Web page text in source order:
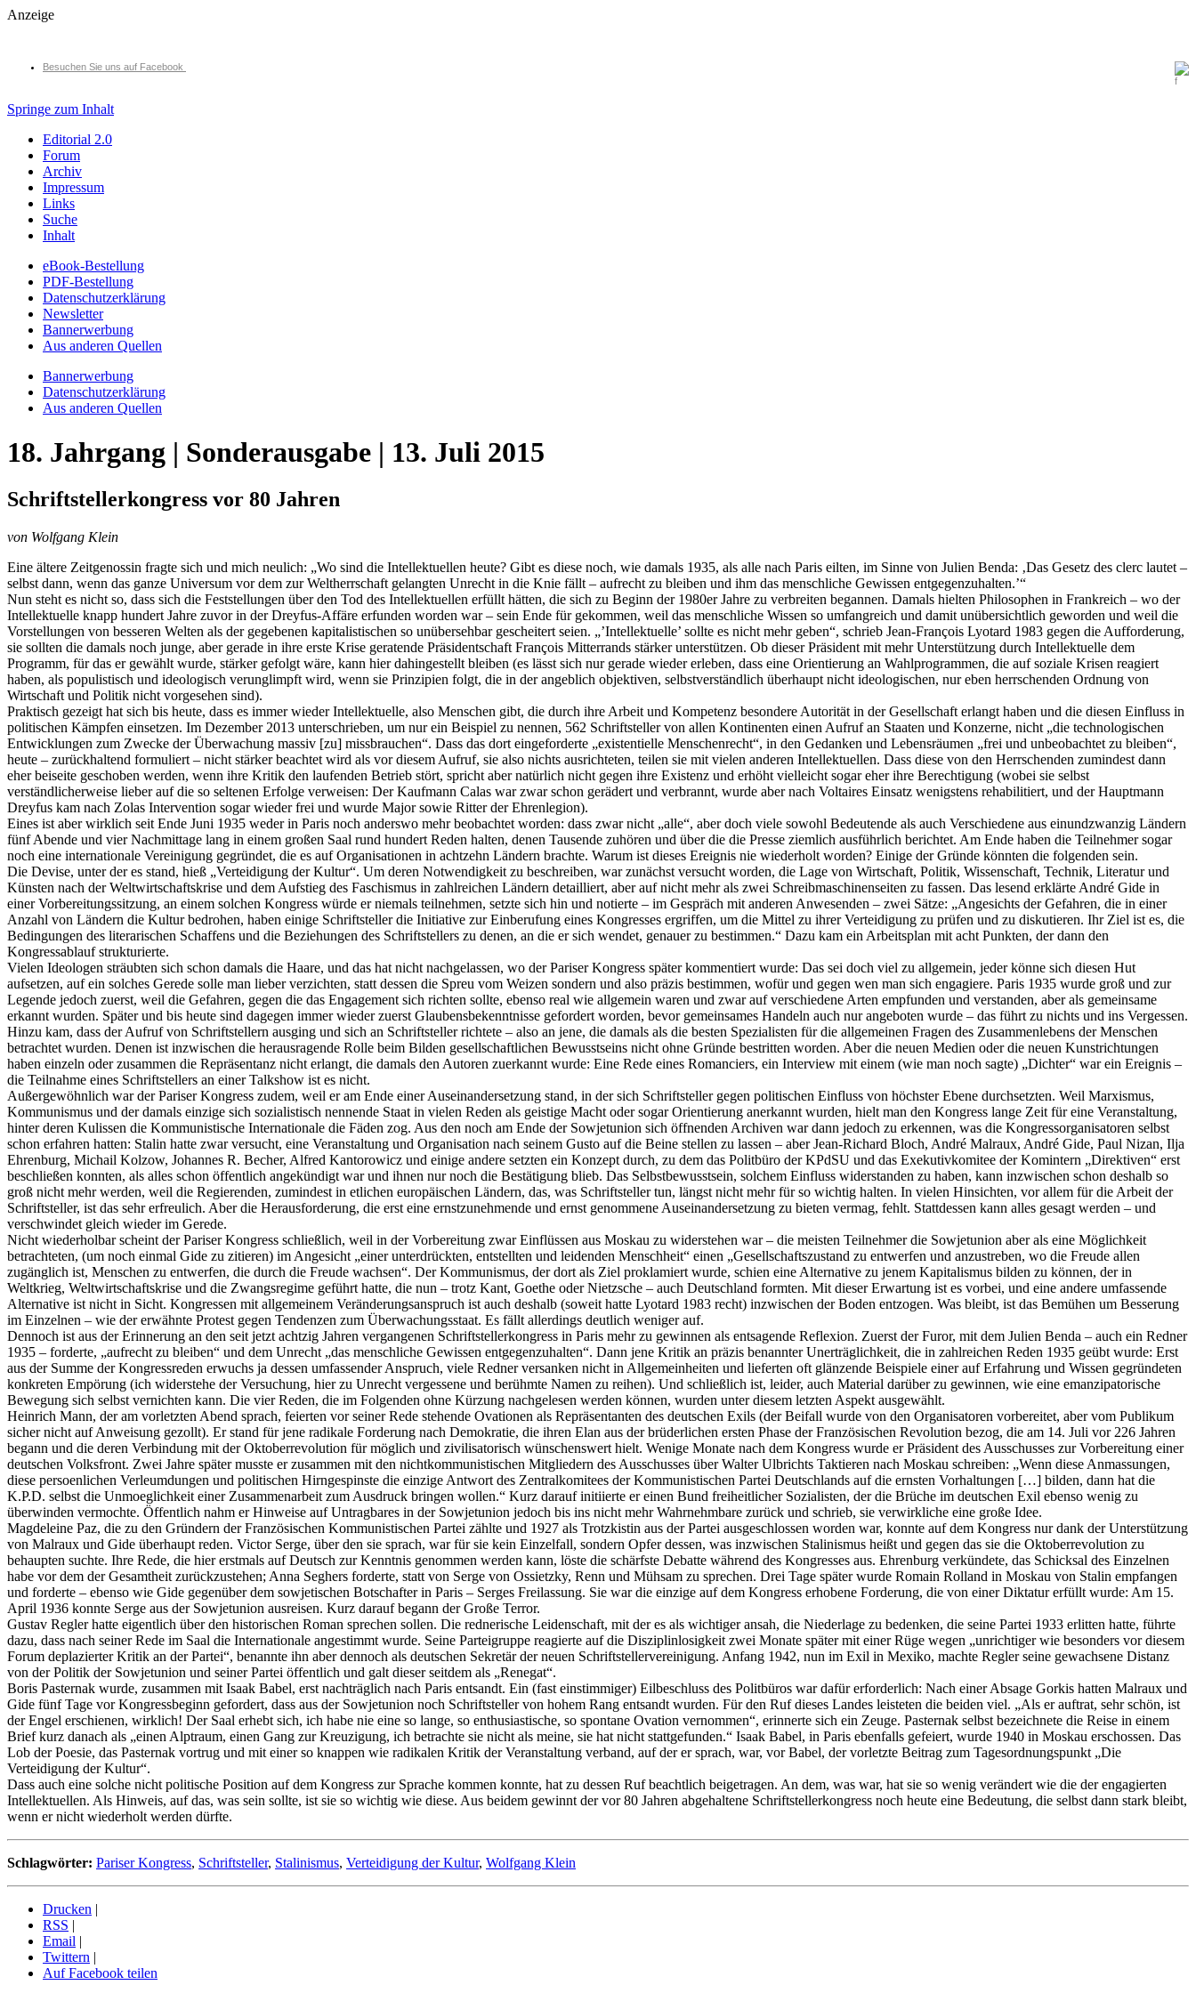
Anzeige
Besuchen Sie uns auf Facebook
Springe zum Inhalt
Editorial 2.0
Forum
Archiv
Impressum
Links
Suche
Inhalt
eBook-Bestellung
PDF-Bestellung
Datenschutzerklärung
Newsletter
Bannerwerbung
Aus anderen Quellen
Bannerwerbung
Datenschutzerklärung
Aus anderen Quellen
18. Jahrgang | Sonderausgabe | 13. Juli 2015
Schriftstellerkongress vor 80 Jahren
von Wolfgang Klein
Eine ältere Zeitgenossin fragte sich und mich neulich: „Wo sind die Intellektuellen heute? Gibt es diese noch, wie damals 1935, als alle nach Paris eilten, im Sinne von Julien Benda: ‚Das Gesetz des clerc lautet –
selbst dann, wenn das ganze Universum vor dem zur Weltherrschaft gelangten Unrecht in die Knie fällt – aufrecht zu bleiben und ihm das menschliche Gewissen entgegenzuhalten.’“
Nun steht es nicht so, dass sich die Feststellungen über den Tod des Intellektuellen erfüllt hätten, die sich zu Beginn der 1980er Jahre zu verbreiten begannen. Damals hielten Philosophen in Frankreich – wo der
Intellektuelle knapp hundert Jahre zuvor in der Dreyfus-Affäre erfunden worden war – sein Ende für gekommen, weil das menschliche Wissen so umfangreich und damit unübersichtlich geworden und weil die
Vorstellungen von besseren Welten als der gegebenen kapitalistischen so unübersehbar gescheitert seien. „’Intellektuelle’ sollte es nicht mehr geben“, schrieb Jean-François Lyotard 1983 gegen die Aufforderung,
sie sollten die damals noch junge, aber gerade in ihre erste Krise geratende Präsidentschaft François Mitterrands stärker unterstützen. Ob dieser Präsident mit mehr Unterstützung durch Intellektuelle dem
Programm, für das er gewählt wurde, stärker gefolgt wäre, kann hier dahingestellt bleiben (es lässt sich nur gerade wieder erleben, dass eine Orientierung an Wahlprogrammen, die auf soziale Krisen reagiert
haben, als populistisch und ideologisch verunglimpft wird, wenn sie Prinzipien folgt, die in der angeblich objektiven, selbstverständlich überhaupt nicht ideologischen, nur eben herrschenden Ordnung von
Wirtschaft und Politik nicht vorgesehen sind).
Praktisch gezeigt hat sich bis heute, dass es immer wieder Intellektuelle, also Menschen gibt, die durch ihre Arbeit und Kompetenz besondere Autorität in der Gesellschaft erlangt haben und die diesen Einfluss in
politischen Kämpfen einsetzen. Im Dezember 2013 unterschrieben, um nur ein Beispiel zu nennen, 562 Schriftsteller von allen Kontinenten einen Aufruf an Staaten und Konzerne, nicht „die technologischen
Entwicklungen zum Zwecke der Überwachung massiv [zu] missbrauchen“. Dass das dort eingeforderte „existentielle Menschenrecht“, in den Gedanken und Lebensräumen „frei und unbeobachtet zu bleiben“,
heute – zurückhaltend formuliert – nicht stärker beachtet wird als vor diesem Aufruf, sie also nichts ausrichteten, teilen sie mit vielen anderen Intellektuellen. Dass diese von den Herrschenden zumindest dann
eher beiseite geschoben werden, wenn ihre Kritik den laufenden Betrieb stört, spricht aber natürlich nicht gegen ihre Existenz und erhöht vielleicht sogar eher ihre Berechtigung (wobei sie selbst
verständlicherweise lieber auf die so seltenen Erfolge verweisen: Der Kaufmann Calas war zwar schon gerädert und verbrannt, wurde aber nach Voltaires Einsatz wenigstens rehabilitiert, und der Hauptmann
Dreyfus kam nach Zolas Intervention sogar wieder frei und wurde Major sowie Ritter der Ehrenlegion).
Eines ist aber wirklich seit Ende Juni 1935 weder in Paris noch anderswo mehr beobachtet worden: dass zwar nicht „alle“, aber doch viele sowohl Bedeutende als auch Verschiedene aus einundzwanzig Ländern
fünf Abende und vier Nachmittage lang in einem großen Saal rund hundert Reden halten, denen Tausende zuhören und über die die Presse ziemlich ausführlich berichtet. Am Ende haben die Teilnehmer sogar
noch eine internationale Vereinigung gegründet, die es auf Organisationen in achtzehn Ländern brachte. Warum ist dieses Ereignis nie wiederholt worden? Einige der Gründe könnten die folgenden sein.
Die Devise, unter der es stand, hieß „Verteidigung der Kultur“. Um deren Notwendigkeit zu beschreiben, war zunächst versucht worden, die Lage von Wirtschaft, Politik, Wissenschaft, Technik, Literatur und
Künsten nach der Weltwirtschaftskrise und dem Aufstieg des Faschismus in zahlreichen Ländern detailliert, aber auf nicht mehr als zwei Schreibmaschinenseiten zu fassen. Das lesend erklärte André Gide in
einer Vorbereitungssitzung, an einem solchen Kongress würde er niemals teilnehmen, setzte sich hin und notierte – im Gespräch mit anderen Anwesenden – zwei Sätze: „Angesichts der Gefahren, die in einer
Anzahl von Ländern die Kultur bedrohen, haben einige Schriftsteller die Initiative zur Einberufung eines Kongresses ergriffen, um die Mittel zu ihrer Verteidigung zu prüfen und zu diskutieren. Ihr Ziel ist es, die
Bedingungen des literarischen Schaffens und die Beziehungen des Schriftstellers zu denen, an die er sich wendet, genauer zu bestimmen.“ Dazu kam ein Arbeitsplan mit acht Punkten, der dann den
Kongressablauf strukturierte.
Vielen Ideologen sträubten sich schon damals die Haare, und das hat nicht nachgelassen, wo der Pariser Kongress später kommentiert wurde: Das sei doch viel zu allgemein, jeder könne sich diesen Hut
aufsetzen, auf ein solches Gerede solle man lieber verzichten, statt dessen die Spreu vom Weizen sondern und also präzis bestimmen, wofür und gegen wen man sich engagiere. Paris 1935 wurde groß und zur
Legende jedoch zuerst, weil die Gefahren, gegen die das Engagement sich richten sollte, ebenso real wie allgemein waren und zwar auf verschiedene Arten empfunden und verstanden, aber als gemeinsame
erkannt wurden. Später und bis heute sind dagegen immer wieder zuerst Glaubensbekenntnisse gefordert worden, bevor gemeinsames Handeln auch nur angeboten wurde – das führt zu nichts und ins Vergessen.
Hinzu kam, dass der Aufruf von Schriftstellern ausging und sich an Schriftsteller richtete – also an jene, die damals als die besten Spezialisten für die allgemeinen Fragen des Zusammenlebens der Menschen
betrachtet wurden. Denen ist inzwischen die herausragende Rolle beim Bilden gesellschaftlichen Bewusstseins nicht ohne Gründe bestritten worden. Aber die neuen Medien oder die neuen Kunstrichtungen
haben einzeln oder zusammen die Repräsentanz nicht erlangt, die damals den Autoren zuerkannt wurde: Eine Rede eines Romanciers, ein Interview mit einem (wie man noch sagte) „Dichter“ war ein Ereignis –
die Teilnahme eines Schriftstellers an einer Talkshow ist es nicht.
Außergewöhnlich war der Pariser Kongress zudem, weil er am Ende einer Auseinandersetzung stand, in der sich Schriftsteller gegen politischen Einfluss von höchster Ebene durchsetzten. Weil Marxismus,
Kommunismus und der damals einzige sich sozialistisch nennende Staat in vielen Reden als geistige Macht oder sogar Orientierung anerkannt wurden, hielt man den Kongress lange Zeit für eine Veranstaltung,
hinter deren Kulissen die Kommunistische Internationale die Fäden zog. Aus den noch am Ende der Sowjetunion sich öffnenden Archiven war dann jedoch zu erkennen, was die Kongressorganisatoren selbst
schon erfahren hatten: Stalin hatte zwar versucht, eine Veranstaltung und Organisation nach seinem Gusto auf die Beine stellen zu lassen – aber Jean-Richard Bloch, André Malraux, André Gide, Paul Nizan, Ilja
Ehrenburg, Michail Kolzow, Johannes R. Becher, Alfred Kantorowicz und einige andere setzten ein Konzept durch, zu dem das Politbüro der KPdSU und das Exekutivkomitee der Komintern „Direktiven“ erst
beschließen konnten, als alles schon öffentlich angekündigt war und ihnen nur noch die Bestätigung blieb. Das Selbstbewusstsein, solchem Einfluss widerstanden zu haben, kann inzwischen schon deshalb so
groß nicht mehr werden, weil die Regierenden, zumindest in etlichen europäischen Ländern, das, was Schriftsteller tun, längst nicht mehr für so wichtig halten. In vielen Hinsichten, vor allem für die Arbeit der
Schriftsteller, ist das sehr erfreulich. Aber die Herausforderung, die erst eine ernstzunehmende und ernst genommene Auseinandersetzung zu bieten vermag, fehlt. Stattdessen kann alles gesagt werden – und
verschwindet gleich wieder im Gerede.
Nicht wiederholbar scheint der Pariser Kongress schließlich, weil in der Vorbereitung zwar Einflüssen aus Moskau zu widerstehen war – die meisten Teilnehmer die Sowjetunion aber als eine Möglichkeit
betrachteten, (um noch einmal Gide zu zitieren) im Angesicht „einer unterdrückten, entstellten und leidenden Menschheit“ einen „Gesellschaftszustand zu entwerfen und anzustreben, wo die Freude allen
zugänglich ist, Menschen zu entwerfen, die durch die Freude wachsen“. Der Kommunismus, der dort als Ziel proklamiert wurde, schien eine Alternative zu jenem Kapitalismus bilden zu können, der in
Weltkrieg, Weltwirtschaftskrise und die Zwangsregime geführt hatte, die nun – trotz Kant, Goethe oder Nietzsche – auch Deutschland formten. Mit dieser Erwartung ist es vorbei, und eine andere umfassende
Alternative ist nicht in Sicht. Kongressen mit allgemeinem Veränderungsanspruch ist auch deshalb (soweit hatte Lyotard 1983 recht) inzwischen der Boden entzogen. Was bleibt, ist das Bemühen um Besserung
im Einzelnen – wie der erwähnte Protest gegen Tendenzen zum Überwachungsstaat. Es fällt allerdings deutlich weniger auf.
Dennoch ist aus der Erinnerung an den seit jetzt achtzig Jahren vergangenen Schriftstellerkongress in Paris mehr zu gewinnen als entsagende Reflexion. Zuerst der Furor, mit dem Julien Benda – auch ein Redner
1935 – forderte, „aufrecht zu bleiben“ und dem Unrecht „das menschliche Gewissen entgegenzuhalten“. Dann jene Kritik an präzis benannter Unerträglichkeit, die in zahlreichen Reden 1935 geübt wurde: Erst
aus der Summe der Kongressreden erwuchs ja dessen umfassender Anspruch, viele Redner versanken nicht in Allgemeinheiten und lieferten oft glänzende Beispiele einer auf Erfahrung und Wissen gegründeten
konkreten Empörung (ich widerstehe der Versuchung, hier zu Unrecht vergessene und berühmte Namen zu reihen). Und schließlich ist, leider, auch Material darüber zu gewinnen, wie eine emanzipatorische
Bewegung sich selbst vernichten kann. Die vier Reden, die im Folgenden ohne Kürzung nachgelesen werden können, wurden unter diesem letzten Aspekt ausgewählt.
Heinrich Mann, der am vorletzten Abend sprach, feierten vor seiner Rede stehende Ovationen als Repräsentanten des deutschen Exils (der Beifall wurde von den Organisatoren vorbereitet, aber vom Publikum
sicher nicht auf Anweisung gezollt). Er stand für jene radikale Forderung nach Demokratie, die ihren Elan aus der brüderlichen ersten Phase der Französischen Revolution bezog, die am 14. Juli vor 226 Jahren
begann und die deren Verbindung mit der Oktoberrevolution für möglich und zivilisatorisch wünschenswert hielt. Wenige Monate nach dem Kongress wurde er Präsident des Ausschusses zur Vorbereitung einer
deutschen Volksfront. Zwei Jahre später musste er zusammen mit den nichtkommunistischen Mitgliedern des Ausschusses über Walter Ulbrichts Taktieren nach Moskau schreiben: „Wenn diese Anmassungen,
diese persoenlichen Verleumdungen und politischen Hirngespinste die einzige Antwort des Zentralkomitees der Kommunistischen Partei Deutschlands auf die ernsten Vorhaltungen […] bilden, dann hat die
K.P.D. selbst die Unmoeglichkeit einer Zusammenarbeit zum Ausdruck bringen wollen.“ Kurz darauf initiierte er einen Bund freiheitlicher Sozialisten, der die Brüche im deutschen Exil ebenso wenig zu
überwinden vermochte. Öffentlich nahm er Hinweise auf Untragbares in der Sowjetunion jedoch bis ins nicht mehr Wahrnehmbare zurück und schrieb, sie verwirkliche eine große Idee.
Magdeleine Paz, die zu den Gründern der Französischen Kommunistischen Partei zählte und 1927 als Trotzkistin aus der Partei ausgeschlossen worden war, konnte auf dem Kongress nur dank der Unterstützung
von Malraux und Gide überhaupt reden. Victor Serge, über den sie sprach, war für sie kein Einzelfall, sondern Opfer dessen, was inzwischen Stalinismus heißt und gegen das sie die Oktoberrevolution zu
behaupten suchte. Ihre Rede, die hier erstmals auf Deutsch zur Kenntnis genommen werden kann, löste die schärfste Debatte während des Kongresses aus. Ehrenburg verkündete, das Schicksal des Einzelnen
habe vor dem der Gesamtheit zurückzustehen; Anna Seghers forderte, statt von Serge von Ossietzky, Renn und Mühsam zu sprechen. Drei Tage später wurde Romain Rolland in Moskau von Stalin empfangen
und forderte – ebenso wie Gide gegenüber dem sowjetischen Botschafter in Paris – Serges Freilassung. Sie war die einzige auf dem Kongress erhobene Forderung, die von einer Diktatur erfüllt wurde: Am 15.
April 1936 konnte Serge aus der Sowjetunion ausreisen. Kurz darauf begann der Große Terror.
Gustav Regler hatte eigentlich über den historischen Roman sprechen sollen. Die rednerische Leidenschaft, mit der es als wichtiger ansah, die Niederlage zu bedenken, die seine Partei 1933 erlitten hatte, führte
dazu, dass nach seiner Rede im Saal die Internationale angestimmt wurde. Seine Parteigruppe reagierte auf die Disziplinlosigkeit zwei Monate später mit einer Rüge wegen „unrichtiger wie besonders vor diesem
Forum deplazierter Kritik an der Partei“, benannte ihn aber dennoch als deutschen Sekretär der neuen Schriftstellervereinigung. Anfang 1942, nun im Exil in Mexiko, machte Regler seine gewachsene Distanz
von der Politik der Sowjetunion und seiner Partei öffentlich und galt dieser seitdem als „Renegat“.
Boris Pasternak wurde, zusammen mit Isaak Babel, erst nachträglich nach Paris entsandt. Ein (fast einstimmiger) Eilbeschluss des Politbüros war dafür erforderlich: Nach einer Absage Gorkis hatten Malraux und
Gide fünf Tage vor Kongressbeginn gefordert, dass aus der Sowjetunion noch Schriftsteller von hohem Rang entsandt wurden. Für den Ruf dieses Landes leisteten die beiden viel. „Als er auftrat, sehr schön, ist
der Engel erschienen, wirklich! Der Saal erhebt sich, ich habe nie eine so lange, so enthusiastische, so spontane Ovation vernommen“, erinnerte sich ein Zeuge. Pasternak selbst bezeichnete die Reise in einem
Brief kurz danach als „einen Alptraum, einen Gang zur Kreuzigung, ich betrachte sie nicht als meine, sie hat nicht stattgefunden.“ Isaak Babel, in Paris ebenfalls gefeiert, wurde 1940 in Moskau erschossen. Das
Lob der Poesie, das Pasternak vortrug und mit einer so knappen wie radikalen Kritik der Veranstaltung verband, auf der er sprach, war, vor Babel, der vorletzte Beitrag zum Tagesordnungspunkt „Die
Verteidigung der Kultur“.
Dass auch eine solche nicht politische Position auf dem Kongress zur Sprache kommen konnte, hat zu dessen Ruf beachtlich beigetragen. An dem, was war, hat sie so wenig verändert wie die der engagierten
Intellektuellen. Als Hinweis, auf das, was sein sollte, ist sie so wichtig wie diese. Aus beidem gewinnt der vor 80 Jahren abgehaltene Schriftstellerkongress noch heute eine Bedeutung, die selbst dann stark bleibt,
wenn er nicht wiederholt werden dürfte.
Schlagwörter: Pariser Kongress, Schriftsteller, Stalinismus, Verteidigung der Kultur, Wolfgang Klein
Drucken |
RSS |
Email |
Twittern |
Auf Facebook teilen